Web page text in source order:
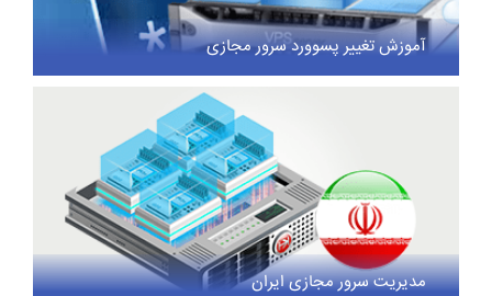
آموزش تغییر پسوورد سرور مجازی
مدیریت سرور مجازی ایران